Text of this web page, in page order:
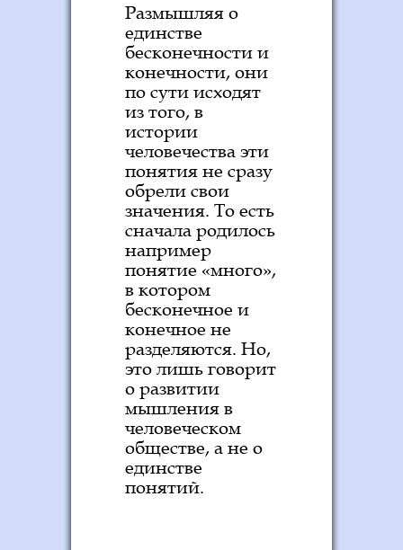
Размышляя о
единстве
бесконечности и
конечности, они
по сути исходят
из того, в
истории
человечества эти
понятия не сразу
обрели свои
значения. То есть
сначала родилось
например
понятие «много»,
в котором
бесконечное и
конечное не
разделяются. Но,
это лишь говорит
о развитии
мышления в
человеческом
обществе, а не о
единстве
понятий.